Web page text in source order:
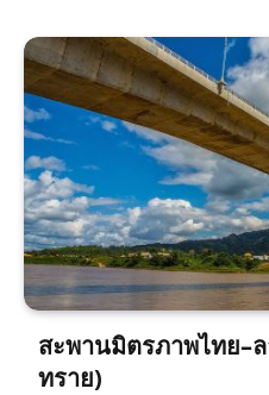
สะพานมิตรภาพไทย–
ทราย)